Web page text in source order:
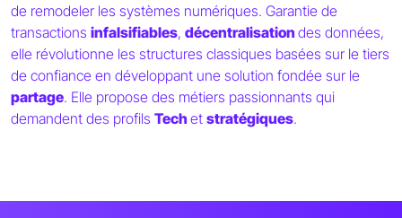
de remodeler les systèmes numériques. Garantie de
transactions infalsifiables, décentralisation des données,
elle révolutionne les structures classiques basées sur le tiers
de confiance en développant une solution fondée sur le
partage. Elle propose des métiers passionnants qui
demandent des profils Tech et stratégiques.